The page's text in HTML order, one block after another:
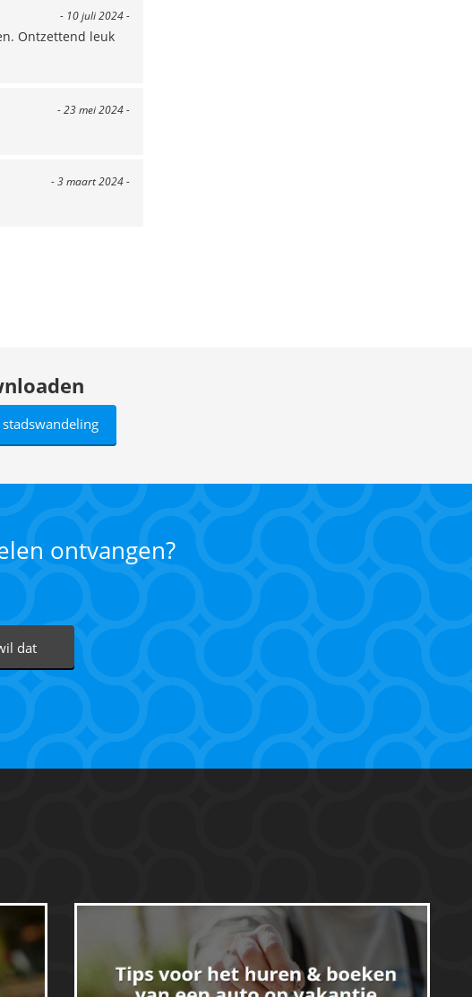
- 10 juli 2024 -
Ontzettend leuk
- 23 mei 2024 -
- 3 maart 2024 -
ontvangen?